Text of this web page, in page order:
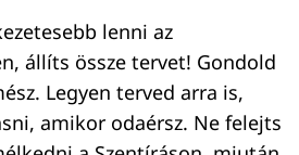
lenni az
állíts össze tervet! Gondold
Legyen terved arra is,
amikor odaérsz. Ne felejts